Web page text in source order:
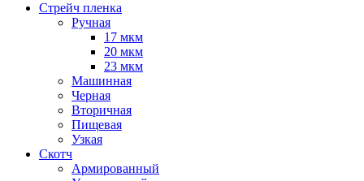
Стрейч пленка
Ручная
17 мкм
20 мкм
23 мкм
Машинная
Черная
Вторичная
Пищевая
Узкая
Скотч
Армированный